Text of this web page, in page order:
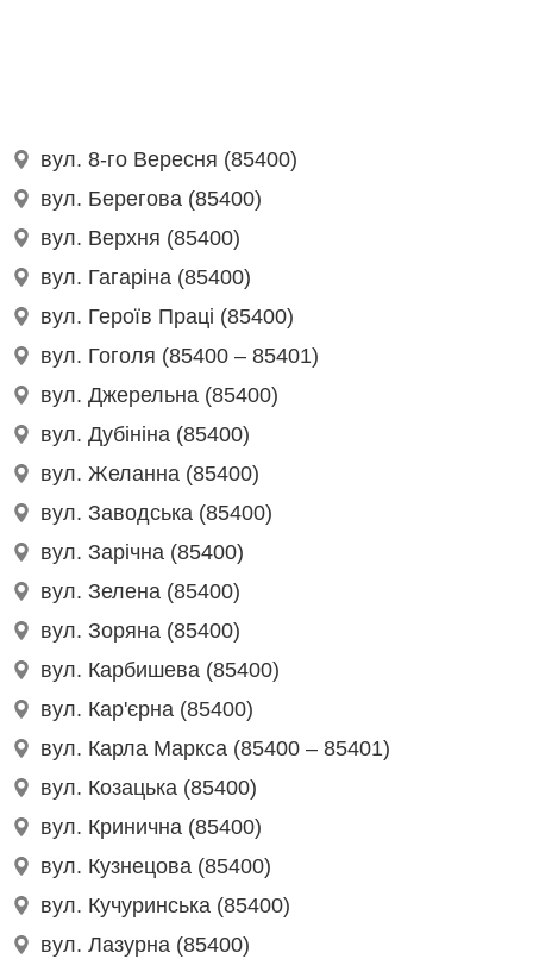
вул. 8-го Вересня (85400)
вул. Берегова (85400)
вул. Верхня (85400)
вул. Гагаріна (85400)
вул. Героїв Праці (85400)
вул. Гоголя (85400 – 85401)
вул. Джерельна (85400)
вул. Дубініна (85400)
вул. Желанна (85400)
вул. Заводська (85400)
вул. Зарічна (85400)
вул. Зелена (85400)
вул. Зоряна (85400)
вул. Карбишева (85400)
вул. Кар'єрна (85400)
вул. Карла Маркса (85400 – 85401)
вул. Козацька (85400)
вул. Кринична (85400)
вул. Кузнецова (85400)
вул. Кучуринська (85400)
вул. Лазурна (85400)